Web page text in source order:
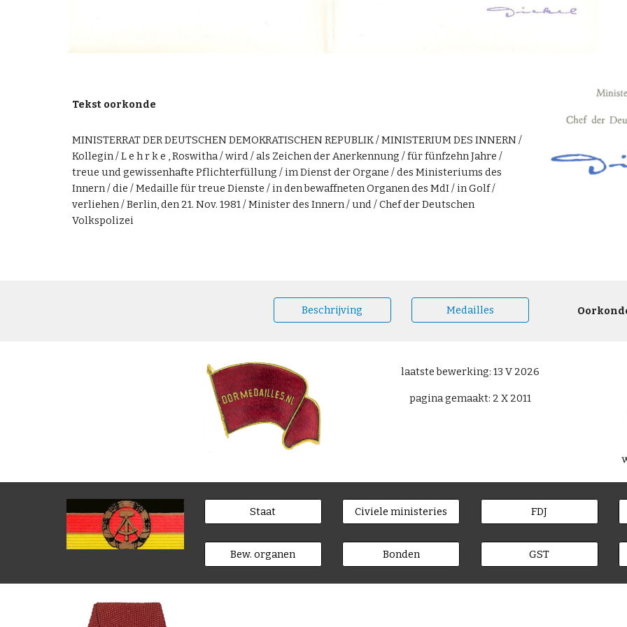
Tekst oorkonde
MINISTERRAT DER DEUTSCHEN DEMOKRATISCHEN REPUBLIK / MINISTERIUM DES INNERN /
Kollegin / L e h r k e , Roswitha / wird / als Zeichen der Anerkennung / für fünfzehn Jahre /
treue und gewissenhafte Pflichterfüllung / im Dienst der Organe / des Ministeriums des
Innern / die / Medaille für treue Dienste / in den bewaffneten Organen des MdI / in Golf /
verliehen / Berlin, den 21. Nov. 1981 / Minister des Innern / und / Chef der Deutschen
Volkspolizei
Beschrijving Medailles
laatste bewerking: 13 V 2026
pagina gemaakt: 2 X 2011
Staat
Bew. organen
Civiele ministeries
Bonden
FDJ
GST